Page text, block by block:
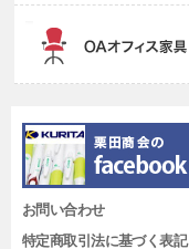
お問い合わせ
特定商取引法に基づく表記